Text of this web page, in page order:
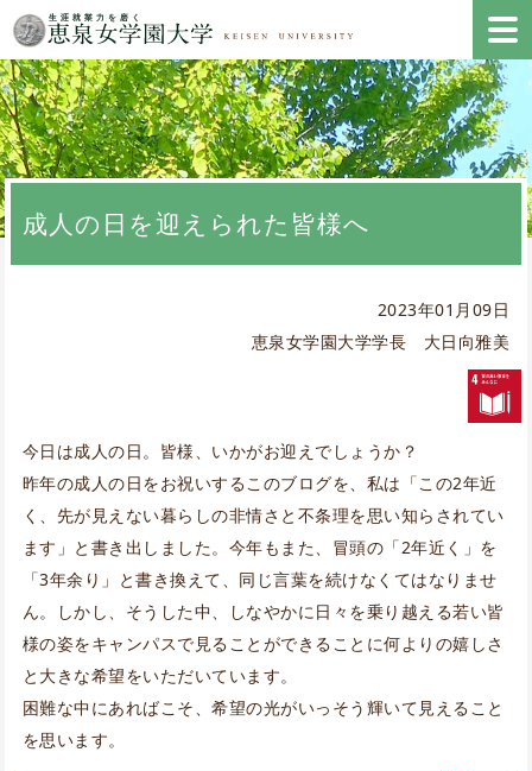
成人の日を迎えられた皆様へ
2023年01月09日
恵泉女学園大学学長 大日向雅美
今日は成人の日。皆様、いかがお迎えでしょうか？
昨年の成人の日をお祝いするこのブログを、私は「この2年近
く、先が見えない暮らしの非情さと不条理を思い知らされてい
ます」と書き出しました。今年もまた、冒頭の「2年近く」を
「3年余り」と書き換えて、同じ言葉を続けなくてはなりませ
ん。しかし、そうした中、しなやかに日々を乗り越える若い皆
様の姿をキャンパスで見ることができることに何よりの嬉しさ
と大きな希望をいただいています。
困難な中にあればこそ、希望の光がいっそう輝いて見えること
を思います。